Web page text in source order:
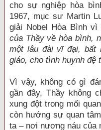
cho sự nghiệp hòa
1967, mục sư Martin
giải Nobel Hòa Bình
của Thầy về hòa bình,
một lâu đài vĩ đại, bất
giáo, cho tình huynh đệ
Vì vậy, không có gì
gần đây, Thầy không
xung đột trong mối
còn hướng sự quan
ta – nơi nương náu của